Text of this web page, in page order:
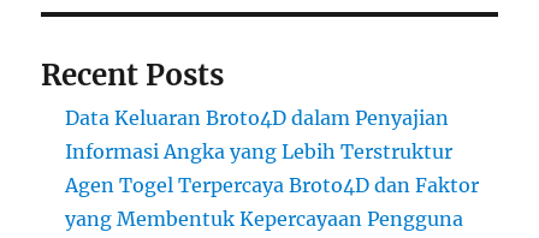
Recent Posts
Data Keluaran Broto4D dalam Penyajian
Informasi Angka yang Lebih Terstruktur
Agen Togel Terpercaya Broto4D dan Faktor
yang Membentuk Kepercayaan Pengguna